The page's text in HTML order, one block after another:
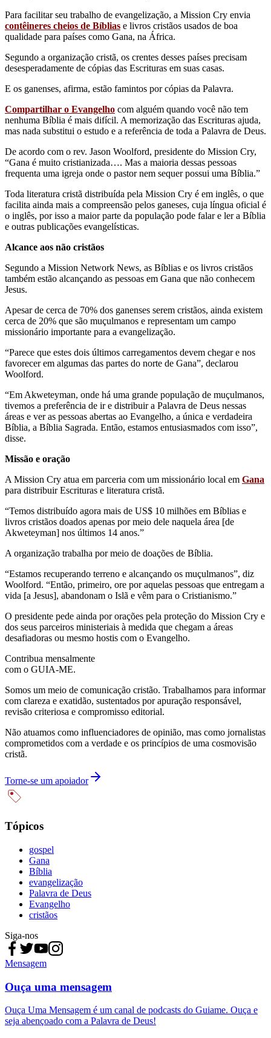
Para facilitar seu trabalho de evangelização, a Mission Cry envia
contêineres cheios de Bíblias e livros cristãos usados ​​de boa
qualidade para países como Gana, na África.
Segundo a organização cristã, os crentes desses países precisam
desesperadamente de cópias das Escrituras em suas casas.
E os ganenses, afirma, estão famintos por cópias da Palavra.
Compartilhar o Evangelho com alguém quando você não tem
nenhuma Bíblia é mais difícil. A memorização das Escrituras ajuda,
mas nada substitui o estudo e a referência de toda a Palavra de Deus.
De acordo com o rev. Jason Woolford, presidente do Mission Cry,
“Gana é muito cristianizada…. Mas a maioria dessas pessoas
frequenta uma igreja onde o pastor nem sequer possui uma Bíblia.”
Toda literatura cristã distribuída pela Mission Cry é em inglês, o que
facilita ainda mais a compreensão pelos ganeses, cuja língua oficial é
o inglês, por isso a maior parte da população pode falar e ler a Bíblia
e outras publicações evangelísticas.
Alcance aos não cristãos
Segundo a Mission Network News, as Bíblias e os livros cristãos
também estão alcançando as pessoas em Gana que não conhecem
Jesus.
Apesar de cerca de 70% dos ganenses serem cristãos, ainda existem
cerca de 20% que são muçulmanos e representam um campo
missionário importante para a evangelização.
“Parece que estes dois últimos carregamentos devem chegar e nos
favorecer em algumas das partes do norte de Gana”, declarou
Woolford.
“Em Akweteyman, onde há uma grande população de muçulmanos,
tivemos a preferência de ir e distribuir a Palavra de Deus nessas
áreas e ver as pessoas abertas ao Evangelho, a única e verdadeira
Bíblia, a Bíblia Sagrada. Então, estamos entusiasmados com isso”,
disse.
Missão e oração
A Mission Cry atua em parceria com um missionário local em Gana
para distribuir Escrituras e literatura cristã.
“Temos distribuído agora mais de US$ 10 milhões em Bíblias e
livros cristãos doados apenas por meio dele naquela área [de
Akweteyman] nos últimos 14 anos.”
A organização trabalha por meio de doações de Bíblia.
“Estamos recuperando terreno e alcançando os muçulmanos”, diz
Woolford. “Então, primeiro, ore por aquelas pessoas que entregam a
vida [a Jesus], abandonam o Islã e vêm para o Cristianismo.”
O presidente pede ainda por orações pela proteção do Mission Cry e
dos seus parceiros ministeriais à medida que chegam a áreas
desafiadoras ou mesmo hostis com o Evangelho.
Contribua mensalmente
com o GUIA-ME.
Somos um meio de comunicação cristão. Trabalhamos para informar
com clareza e exatidão, sustentados por apuração responsável,
revisão criteriosa e compromisso editorial.
Não atuamos como influenciadores de opinião, mas como jornalistas
comprometidos com a verdade e os princípios de uma cosmovisão
cristã.
Torne-se um apoiador
Tópicos
gospel
Gana
Bíblia
evangelização
Palavra de Deus
Evangelho
cristãos
Siga-nos
Mensagem
Ouça uma mensagem
Ouça Uma Mensagem é um canal de podcasts do Guiame. Ouça e
seja abençoado com a Palavra de Deus!